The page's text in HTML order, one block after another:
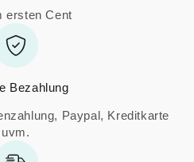
ersten Cent
Bezahlung
Paypal, Kreditkarte
uvm.